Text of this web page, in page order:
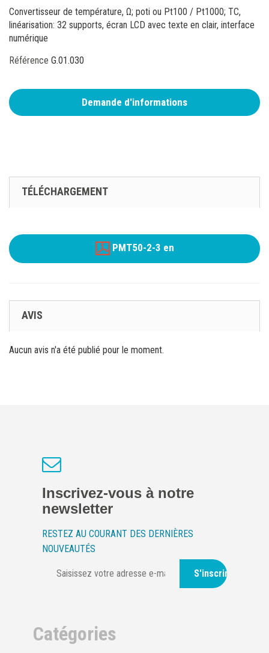
Convertisseur de température, Ω; poti ou Pt100 / Pt1000; TC,
linéarisation: 32 supports, écran LCD avec texte en clair, interface
numérique
Référence G.01.030
Demande d'informations
TÉLÉCHARGEMENT
PMT50-2-3 en
AVIS
Aucun avis n'a été publié pour le moment.
Inscrivez-vous à notre
newsletter
RESTEZ AU COURANT DES DERNIÈRES
NOUVEAUTÉS
S'inscrire
Catégories